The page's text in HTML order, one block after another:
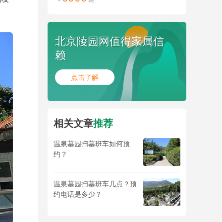
北京陵园网值得家属信
赖
点击了解
相关文章推荐
温泉墓园扫墓班车如何预
约？
温泉墓园扫墓班车几点？预
约电话是多少？